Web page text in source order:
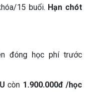
15 buổi. Hạn chót
đóng học phí trước
còn 1.900.000đ/học